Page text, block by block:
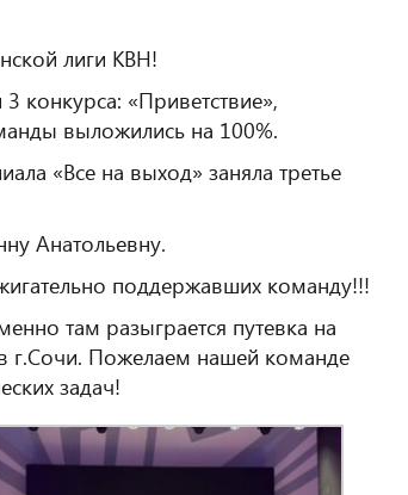
лиги КВН!
конкурса: «Приветствие»,
выложились на 100%.
«Все на выход» заняла третье
Анатольевну.
поддержавших команду!!!
там разыграется путевка на
Пожелаем нашей команде
задач!